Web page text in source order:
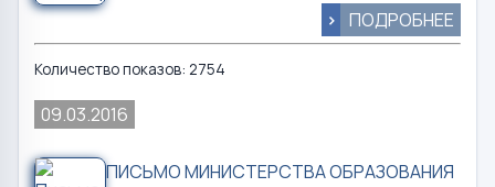
> ПОДРОБНЕЕ
Количество показов: 2754
09.03.2016
ПИСЬМО МИНИСТЕРСТВА ОБРАЗОВАНИЯ